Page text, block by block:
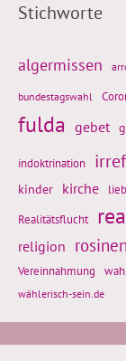
Stichworte
algermissen
bundestagswahl
fulda gebet
indoktrination
kinder kirche
Realitätsflucht
religion
Vereinnahmung
wählerisch-sein.de